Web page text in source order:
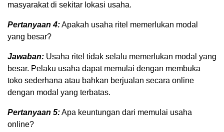
masyarakat di sekitar lokasi usaha.
Pertanyaan 4:Apakah usaha ritel memerlukan modal
yang besar?
Jawaban: Usaha ritel tidak selalu memerlukan modal yang
besar. Pelaku usaha dapat memulai dengan membuka
toko sederhana atau bahkan berjualan secara online
dengan modal yang terbatas.
Pertanyaan 5:Apa keuntungan dari memulai usaha
online?